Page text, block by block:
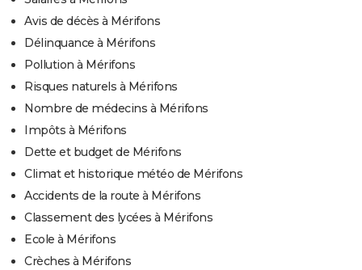
Avis de décès à Mérifons
Délinquance à Mérifons
Pollution à Mérifons
Risques naturels à Mérifons
Nombre de médecins à Mérifons
Impôts à Mérifons
Dette et budget de Mérifons
Climat et historique météo de Mérifons
Accidents de la route à Mérifons
Classement des lycées à Mérifons
Ecole à Mérifons
Crèches à Mérifons